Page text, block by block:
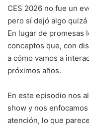
CES 2026 no fue un
pero sí dejó algo
En lugar de promesas
conceptos que, con
a cómo vamos a
próximos años.
En este episodio nos
show y nos
atención, lo que